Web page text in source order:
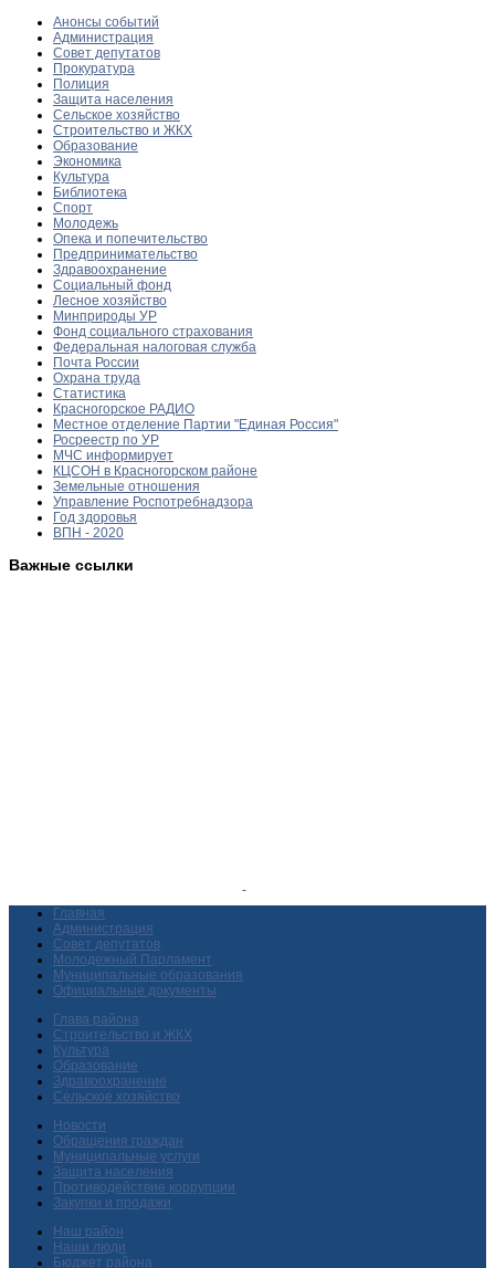
Анонсы событий
Администрация
Совет депутатов
Прокуратура
Полиция
Защита населения
Сельское хозяйство
Строительство и ЖКХ
Образование
Экономика
Культура
Библиотека
Спорт
Молодежь
Опека и попечительство
Предпринимательство
Здравоохранение
Социальный фонд
Лесное хозяйство
Минприроды УР
Фонд социального страхования
Федеральная налоговая служба
Почта России
Охрана труда
Статистика
Красногорское РАДИО
Местное отделение Партии "Единая Россия"
Росреестр по УР
МЧС информирует
КЦСОН в Красногорском районе
Земельные отношения
Управление Роспотребнадзора
Год здоровья
ВПН - 2020
Важные ссылки
Главная
Администрация
Совет депутатов
Молодежный Парламент
Муниципальные образования
Официальные документы
Глава района
Строительство и ЖКХ
Культура
Образование
Здравоохранение
Сельское хозяйство
Новости
Обращения граждан
Муниципальные услуги
Защита населения
Противодействие коррупции
Закупки и продажи
Наш район
Наши люди
Бюджет района